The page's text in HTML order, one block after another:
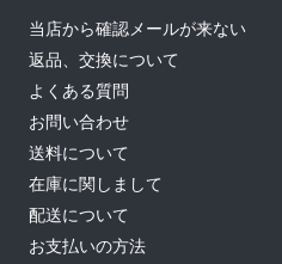
当店から確認メールが来ない
返品、交換について
よくある質問
お問い合わせ
送料について
在庫に関しまして
配送について
お支払いの方法